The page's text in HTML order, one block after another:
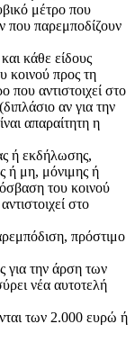
μέτρο που
που παρεμποδίζουν
κάθε είδους
κοινού προς τη
αντιστοιχεί στο
αν για την
απαραίτητη η
ή εκδήλωσης,
ή μη, μόνιμης ή
του κοινού
στο
πρόστιμο
για την άρση των
νέα αυτοτελή
των 2.000 ευρώ ή